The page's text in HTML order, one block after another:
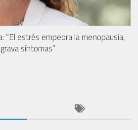
“El estrés empeora la menopausia,
síntomas”